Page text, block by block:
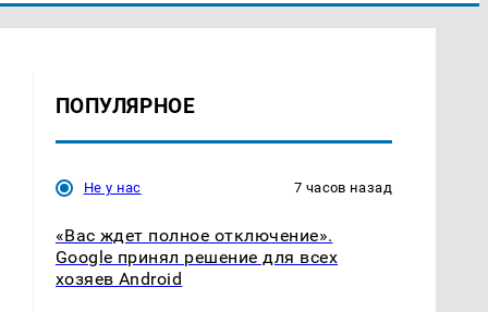
ПОПУЛЯРНОЕ
Не у нас 7 часов назад
«Вас ждет полное отключение».
Google принял решение для всех
хозяев Android